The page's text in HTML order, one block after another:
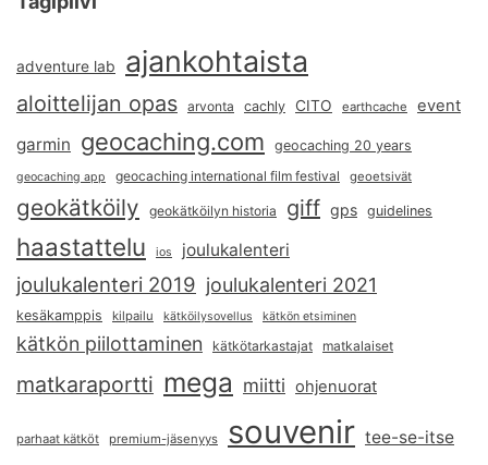
adventure lab ajankohtaista
aloittelijan opas arvonta cachly CITO earthcache event
garmin geocaching.com geocaching 20 years
geocaching app geocaching international film festival geoetsivät
geokätköily geokätköilyn historia giff gps guidelines
haastattelu ios joulukalenteri
joulukalenteri 2019 joulukalenteri 2021
kesäkamppis kilpailu kätköilysovellus kätkön etsiminen
kätkön piilottaminen kätkötarkastajat matkalaiset
matkaraportti mega miitti ohjenuorat
parhaat kätköt premium-jäsenyys souvenir tee-se-itse